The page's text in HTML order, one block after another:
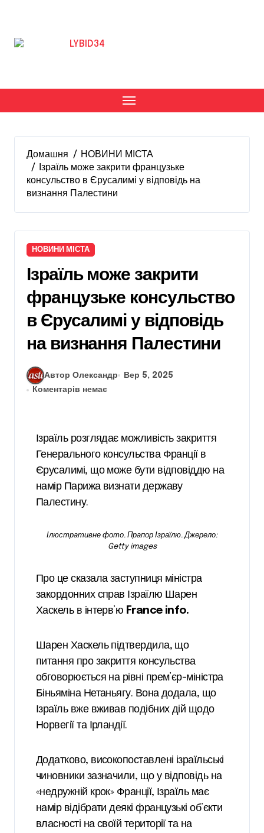
Домашня
НОВИНИ МІСТА
Ізраїль може закрити французьке
консульство в Єрусалимі у відповідь на
визнання Палестини
НОВИНИ МІСТА
Ізраїль може закрити
французьке консульство
в Єрусалимі у відповідь
на визнання Палестини
Автор Олександр
Вер 5, 2025
Коментарів немає
Ізраїль розглядає можливість закриття
Генерального консульства Франції в
Єрусалимі, що може бути відповіддю на
намір Парижа визнати державу
Палестину.
Ілюстративне фото. Прапор Ізраїлю. Джерело:
Getty images
Про це сказала заступниця міністра
закордонних справ Ізраїлю Шарен
Хаскель в інтерв’ю France info.
Шарен Хаскель підтвердила, що
питання про закриття консульства
обговорюється на рівні прем’єр-міністра
Біньяміна Нетаньягу. Вона додала, що
Ізраїль вже вживав подібних дій щодо
Норвегії та Ірландії.
Додатково, високопоставлені ізраїльські
чиновники зазначили, що у відповідь на
«недружній крок» Франції, Ізраїль має
намір відібрати деякі французькі об’єкти
власності на своїй території та на